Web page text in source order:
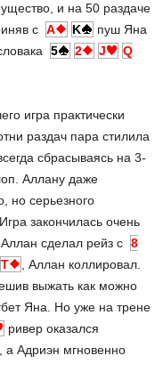
и на 50 раздаче
с A K
пуш Яна
5 2 J
Q
игра практически
раздач пара стилила
сбрасываясь на 3-
Аллану даже
но серьезного
закончилась очень
сделал рейз с 8
T
, Аллан коллировал.
выжать как можно
Яна. Но уже на трене
ривер оказался
Адриэн мгновенно